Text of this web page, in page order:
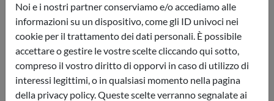
velocissime.
Complimenti e
terrò presente
questo sito per
altre occasioni.
Consigliatissimo
a tutti."
Noi e i nostri partner conserviamo e/o accediamo alle
informazioni su un dispositivo, come gli ID univoci nei
cookie per il trattamento dei dati personali. È possibile
accettare o gestire le vostre scelte cliccando qui sotto,
compreso il vostro diritto di opporvi in caso di utilizzo di
interessi legittimi, o in qualsiasi momento nella pagina
della privacy policy. Queste scelte verranno segnalate ai